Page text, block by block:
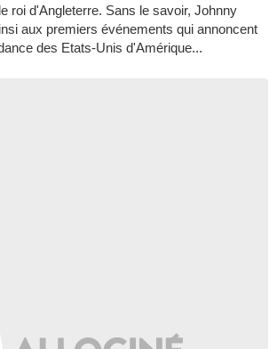
roi d'Angleterre. Sans le savoir, Johnny
aux premiers événements qui annoncent
des Etats-Unis d'Amérique...